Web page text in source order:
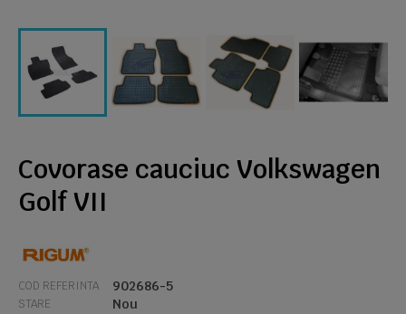
Covorase cauciuc Volkswagen
Golf VII
COD REFERINTA 902686-5
STARE Nou